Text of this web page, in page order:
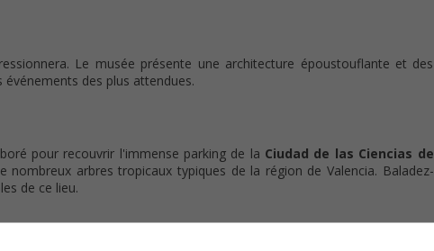
Le musée présente une architecture époustouflante et des
des plus attendues.
pour recouvrir l'immense parking de la Ciudad de las Ciencias de
arbres tropicaux typiques de la région de Valencia. Baladez-
de ce lieu.